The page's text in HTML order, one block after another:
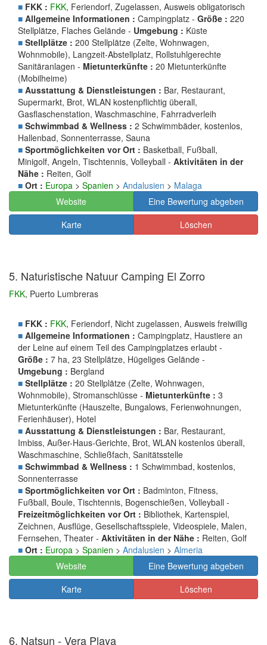
■ FKK : FKK, Feriendorf, Zugelassen, Ausweis obligatorisch
■ Allgemeine Informationen : Campingplatz - Größe : 220
Stellplätze, Flaches Gelände - Umgebung : Küste
■ Stellplätze : 200 Stellplätze (Zelte, Wohnwagen,
Wohnmobile), Langzeit-Abstellplatz, Rollstuhlgerechte
Sanitäranlagen - Mietunterkünfte : 20 Mietunterkünfte
(Mobilheime)
■ Ausstattung & Dienstleistungen : Bar, Restaurant,
Supermarkt, Brot, WLAN kostenpflichtig überall,
Gasflaschenstation, Waschmaschine, Fahrradverleih
■ Schwimmbad & Wellness : 2 Schwimmbäder, kostenlos,
Hallenbad, Sonnenterrasse, Sauna
■ Sportmöglichkeiten vor Ort : Basketball, Fußball,
Minigolf, Angeln, Tischtennis, Volleyball - Aktivitäten in der
Nähe : Reiten, Golf
■ Ort : Europa > Spanien > Andalusien > Malaga
Website
Eine Bewertung abgeben
Karte
Löschen
5. Naturistische Natuur Camping El Zorro
FKK, Puerto Lumbreras
■ FKK : FKK, Feriendorf, Nicht zugelassen, Ausweis freiwillig
■ Allgemeine Informationen : Campingplatz, Haustiere an
der Leine auf einem Teil des Campingplatzes erlaubt -
Größe : 7 ha, 23 Stellplätze, Hügeliges Gelände -
Umgebung : Bergland
■ Stellplätze : 20 Stellplätze (Zelte, Wohnwagen,
Wohnmobile), Stromanschlüsse - Mietunterkünfte : 3
Mietunterkünfte (Hauszelte, Bungalows, Ferienwohnungen,
Ferienhäuser), Hotel
■ Ausstattung & Dienstleistungen : Bar, Restaurant,
Imbiss, Außer-Haus-Gerichte, Brot, WLAN kostenlos überall,
Waschmaschine, Schließfach, Sanitätsstelle
■ Schwimmbad & Wellness : 1 Schwimmbad, kostenlos,
Sonnenterrasse
■ Sportmöglichkeiten vor Ort : Badminton, Fitness,
Fußball, Boule, Tischtennis, Bogenschießen, Volleyball -
Freizeitmöglichkeiten vor Ort : Bibliothek, Kartenspiel,
Zeichnen, Ausflüge, Gesellschaftsspiele, Videospiele, Malen,
Fernsehen, Theater - Aktivitäten in der Nähe : Reiten, Golf
■ Ort : Europa > Spanien > Andalusien > Almeria
Website
Eine Bewertung abgeben
Karte
Löschen
6. Natsun - Vera Playa